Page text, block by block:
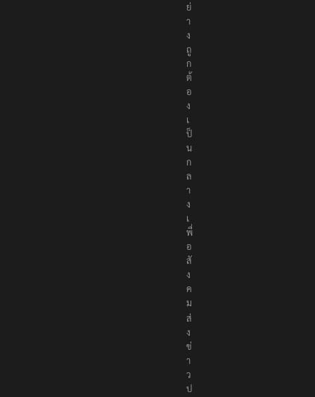
า
อ
ย่
า
ง
ถู
ก
ต้
อ
ง
เ
ป็
น
ก
ล
า
ง
เ
พื่
อ
สั
ง
ค
ม
ส่
ง
ข่
า